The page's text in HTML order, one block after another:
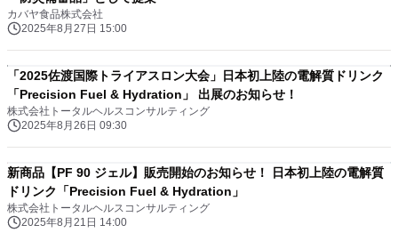
カバヤ食品株式会社
2025年8月27日 15:00
「2025佐渡国際トライアスロン大会」日本初上陸の電解質ドリンク
「Precision Fuel & Hydration」 出展のお知らせ！
株式会社トータルヘルスコンサルティング
2025年8月26日 09:30
新商品【PF 90 ジェル】販売開始のお知らせ！ 日本初上陸の電解質
ドリンク「Precision Fuel & Hydration」
株式会社トータルヘルスコンサルティング
2025年8月21日 14:00